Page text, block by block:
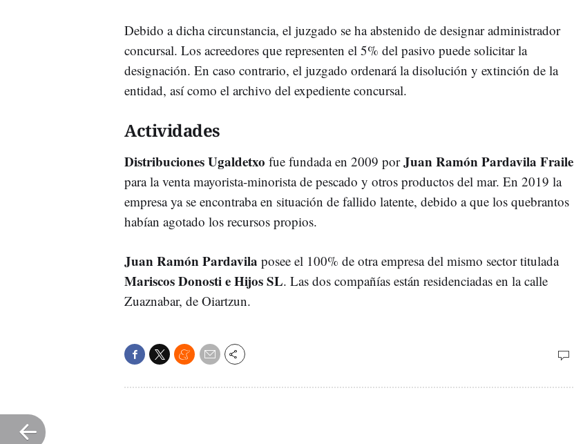
Debido a dicha circunstancia, el juzgado se ha abstenido de designar administrador
concursal. Los acreedores que representen el 5% del pasivo puede solicitar la
designación. En caso contrario, el juzgado ordenará la disolución y extinción de la
entidad, así como el archivo del expediente concursal.
Actividades
Distribuciones Ugaldetxo fue fundada en 2009 porJuan Ramón Pardavila Fraile
para la venta mayorista-minorista de pescado y otros productos del mar. En 2019 la
empresa ya se encontraba en situación de fallido latente, debido a que los quebrantos
habían agotado los recursos propios.
Juan Ramón Pardavila posee el 100% de otra empresa del mismo sector titulada
Mariscos Donosti e HijosSL. Las dos compañías están residenciadas en la calle
Zuaznabar, de Oiartzun.